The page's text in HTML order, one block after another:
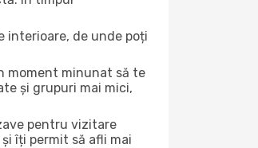
interioare, de unde poți
moment minunat să te
și grupuri mai mici,
pentru vizitare
îți permit să afli mai